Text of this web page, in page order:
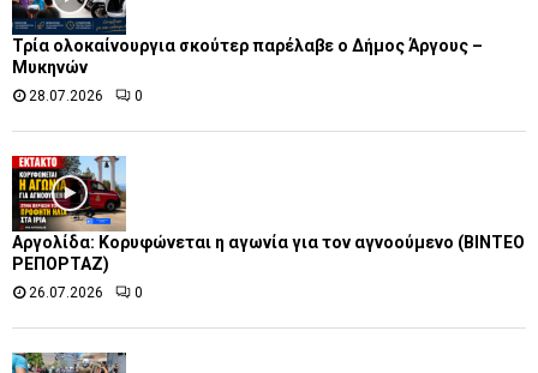
Τρία ολοκαίνουργια σκούτερ παρέλαβε o Δήμος Άργους –
Μυκηνών
28.07.2026 0
Αργολίδα: Κορυφώνεται η αγωνία για τον αγνοούμενο (ΒΙΝΤΕΟ
ΡΕΠΟΡΤΑΖ)
26.07.2026 0